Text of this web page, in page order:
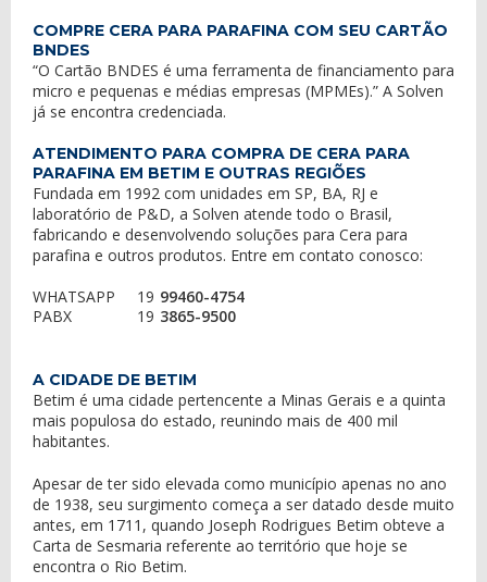
COMPRE CERA PARA PARAFINA COM SEU CARTÃO
BNDES
“O Cartão BNDES é uma ferramenta de financiamento para
micro e pequenas e médias empresas (MPMEs).” A Solven
já se encontra credenciada.
ATENDIMENTO PARA COMPRA DE CERA PARA
PARAFINA EM BETIM E OUTRAS REGIÕES
Fundada em 1992 com unidades em SP, BA, RJ e
laboratório de P&D, a Solven atende todo o Brasil,
fabricando e desenvolvendo soluções para Cera para
parafina e outros produtos. Entre em contato conosco:
WHATSAPP
PABX
19 99460-4754
19 3865-9500
A CIDADE DE BETIM
Betim é uma cidade pertencente a Minas Gerais e a quinta
mais populosa do estado, reunindo mais de 400 mil
habitantes.
Apesar de ter sido elevada como município apenas no ano
de 1938, seu surgimento começa a ser datado desde muito
antes, em 1711, quando Joseph Rodrigues Betim obteve a
Carta de Sesmaria referente ao território que hoje se
encontra o Rio Betim.